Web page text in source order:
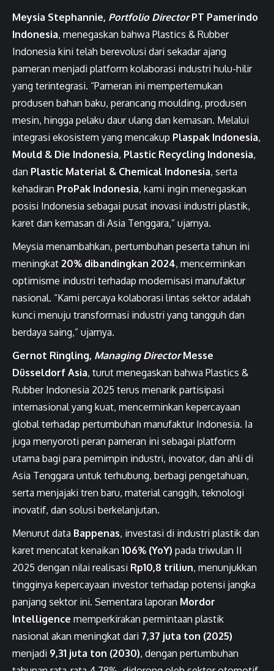
Meysia Stephannie, Portfolio DirectorPT Pamerindo
Indonesia, menegaskan bahwa Plastics & Rubber
Indonesia kini telah berevolusi dari sekadar ajang
pameran menjadi platform kolaborasi industri hulu-hilir
yang terintegrasi. “Pameran ini mempertemukan
produsen bahan baku, perancang moulding, produsen
mesin, hingga pelaku daur ulang dan kemasan. Melalui
integrasi ekosistem yang mencakup Plaspak Indonesia,
Mould & Die Indonesia, Plastic Recycling Indonesia,
dan Plastic Material & Chemical Indonesia, serta
kehadiran ProPak Indonesia, kami ingin menegaskan
posisi Indonesia sebagai pusat inovasi industri plastik,
karet dan kemasan di Asia Tenggara,” ujarnya.
Meysia menambahkan, pertumbuhan peserta tahun ini
meningkat 20% dibandingkan 2024, mencerminkan
optimisme industri terhadap modernisasi manufaktur
nasional. “Kami percaya kolaborasi lintas sektor adalah
kunci menuju transformasi industri yang tangguh dan
berdaya saing,” ujarnya.
Gernot Ringling, Managing DirectorMesse
Düsseldorf Asia, turut menegaskan bahwa Plastics &
Rubber Indonesia 2025 terus menarik partisipasi
internasional yang kuat, mencerminkan kepercayaan
global terhadap pertumbuhan manufaktur Indonesia. Ia
juga menyoroti peran pameran ini sebagai platform
utama bagi para pemimpin industri, inovator, dan ahli di
Asia Tenggara untuk terhubung, berbagi pengetahuan,
serta menjajaki tren baru, material canggih, teknologi
inovatif, dan solusi berkelanjutan.
Menurut data Bappenas, investasi di industri plastik dan
karet mencatat kenaikan 106% (YoY) pada triwulan II
2025 dengan nilai realisasi Rp10,8 triliun, menunjukkan
tingginya kepercayaan investor terhadap potensi jangka
panjang sektor ini. Sementara laporan Mordor
Intelligence memperkirakan permintaan plastik
nasional akan meningkat dari 7,37 juta ton (2025)
menjadi 9,31 juta ton (2030), dengan pertumbuhan